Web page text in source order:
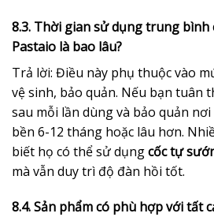
8.3. Thời gian sử dụng trung bình
Pastaio là bao lâu?
Trả lời: Điều này phụ thuộc vào
vệ sinh, bảo quản. Nếu bạn tuân
sau mỗi lần dùng và bảo quản
bền 6-12 tháng hoặc lâu hơn.
biết họ có thể sử dụngcốc tự
mà vẫn duy trì độ đàn hồi tốt.
8.4. Sản phẩm có phù hợp với tất